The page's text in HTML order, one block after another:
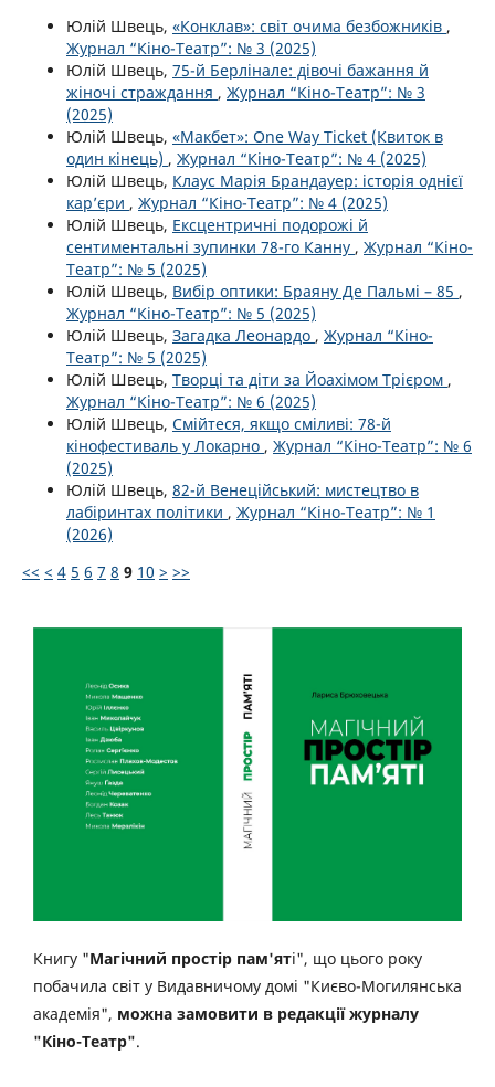
Юлій Швець, «Конклав»: світ очима безбожників ,
Журнал “Кіно-Театр”: № 3 (2025)
Юлій Швець, 75-й Берлінале: дівочі бажання й
жіночі страждання , Журнал “Кіно-Театр”: № 3
(2025)
Юлій Швець, «Макбет»: One Way Ticket (Квиток в
один кінець) , Журнал “Кіно-Театр”: № 4 (2025)
Юлій Швець, Клаус Марія Брандауер: історія однієї
кар’єри , Журнал “Кіно-Театр”: № 4 (2025)
Юлій Швець, Ексцентричні подорожі й
сентиментальні зупинки 78-го Канну , Журнал “Кіно-
Театр”: № 5 (2025)
Юлій Швець, Вибір оптики: Браяну Де Пальмі – 85 ,
Журнал “Кіно-Театр”: № 5 (2025)
Юлій Швець, Загадка Леонардо , Журнал “Кіно-
Театр”: № 5 (2025)
Юлій Швець, Творці та діти за Йоахімом Трієром ,
Журнал “Кіно-Театр”: № 6 (2025)
Юлій Швець, Смійтеся, якщо сміливі: 78-й
кінофестиваль у Локарно , Журнал “Кіно-Театр”: № 6
(2025)
Юлій Швець, 82-й Венеційський: мистецтво в
лабіринтах політики , Журнал “Кіно-Театр”: № 1
(2026)
<< < 4 5 6 7 8 9 10 > >>
Книгу "Магічний простір пам'яті", що цього року
побачила світ у Видавничому домі "Києво-Могилянська
академія", можна замовити в редакції журналу
"Кіно-Театр".